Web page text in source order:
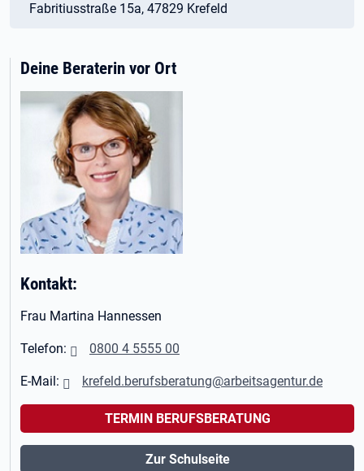
Fabritiusstraße 15a, 47829 Krefeld
Deine Beraterin vor Ort
Kontakt:
Frau Martina Hannessen
Telefon: 0800 4 5555 00
E-Mail: krefeld.berufsberatung@arbeitsagentur.de
TERMIN BERUFSBERATUNG
Zur Schulseite